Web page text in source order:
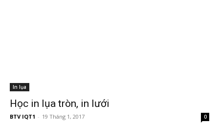
In lụa
Học in lụa tròn, in lưới
BTV IQT1 - 19 Tháng 1, 2017 0